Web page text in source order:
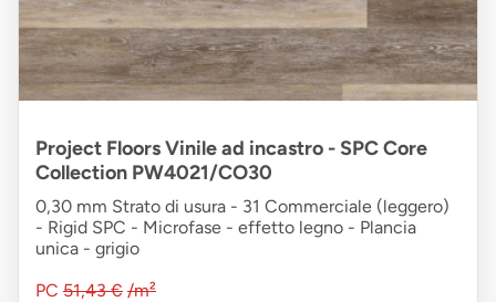
Project Floors Vinile ad incastro - SPC Core
Collection PW4021/CO30
0,30 mm Strato di usura - 31 Commerciale (leggero)
- Rigid SPC - Microfase - effetto legno - Plancia
unica - grigio
PC 51,43 € /m²